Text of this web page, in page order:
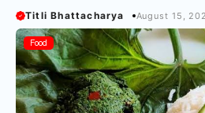
Titli Bhattacharya August 15,
Food